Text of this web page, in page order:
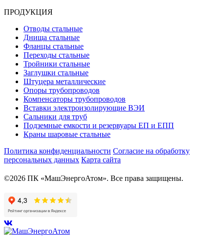
ПРОДУКЦИЯ
Отводы стальные
Днища стальные
Фланцы стальные
Переходы стальные
Тройники стальные
Заглушки стальные
Штуцера металлические
Опоры трубопроводов
Компенсаторы трубопроводов
Вставки электроизолирующие ВЭИ
Сальники для труб
Подземные емкости и резервуары ЕП и ЕПП
Краны шаровые стальные
Политика конфиденциальности Согласие на обработку
персональных данных Карта сайта
©2026 ПК «МашЭнергоАтом». Все права защищены.